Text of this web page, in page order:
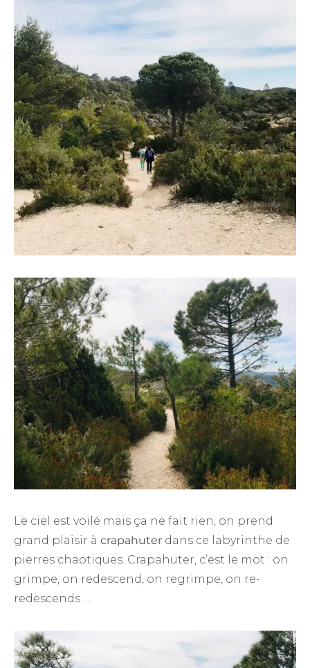
Le ciel est voilé mais ça ne fait rien, on prend
grand plaisir à crapahuter dans ce labyrinthe de
pierres chaotiques. Crapahuter, c’est le mot : on
grimpe, on redescend, on regrimpe, on re-
redescends …